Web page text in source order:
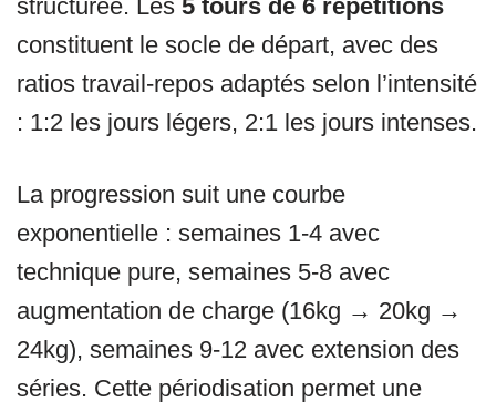
structurée. Les 5 tours de 6 répétitions
constituent le socle de départ, avec des
ratios travail-repos adaptés selon l’intensité
: 1:2 les jours légers, 2:1 les jours intenses.
La progression suit une courbe
exponentielle : semaines 1-4 avec
technique pure, semaines 5-8 avec
augmentation de charge (16kg → 20kg →
24kg), semaines 9-12 avec extension des
séries. Cette périodisation permet une